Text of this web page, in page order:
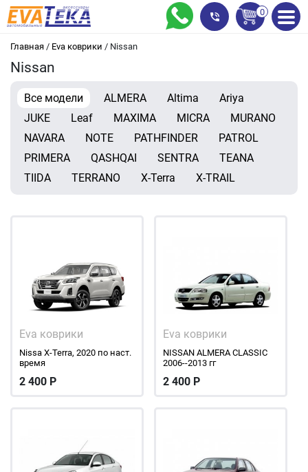
Главная / Eva коврики / Nissan
Nissan
Все модели ALMERA Altima
Ariya
JUKE
Leaf MAXIMA MICRA
MURANO
NAVARA
NOTE PATHFINDER
PATROL
PRIMERA
QASHQAI SENTRA
TEANA
TIIDA
TЕRRANO X-Terra X-TRAIL
Eva коврики
Nissa X-Terra, 2020 по наст.
время
2 400 Р
Eva коврики
NISSAN ALMERA CLASSIC
2006--2013 гг
2 400 Р
0